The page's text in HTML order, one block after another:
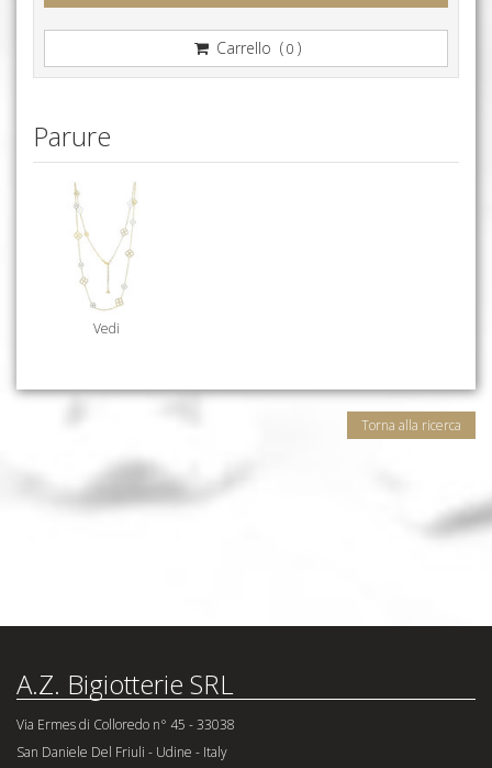
Carrello (0 )
Parure
Vedi
Torna alla ricerca
A.Z. Bigiotterie SRL
Via Ermes di Colloredo n° 45 - 33038
San Daniele Del Friuli - Udine - Italy